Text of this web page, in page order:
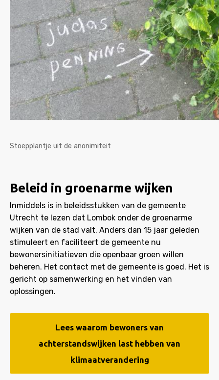
Stoepplantje uit de anonimiteit
Beleid in groenarme wijken
Inmiddels is in beleidsstukken van de gemeente
Utrecht te lezen dat Lombok onder de groenarme
wijken van de stad valt. Anders dan 15 jaar geleden
stimuleert en faciliteert de gemeente nu
bewonersinitiatieven die openbaar groen willen
beheren. Het contact met de gemeente is goed. Het is
gericht op samenwerking en het vinden van
oplossingen.
Lees waarom bewoners van
achterstandswijken last hebben van
klimaatverandering